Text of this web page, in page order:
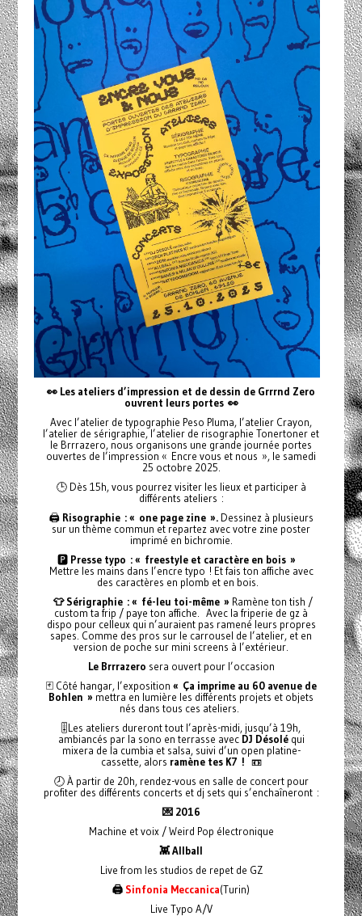
👀 Les ateliers d’impression et de dessin de Grrrnd Zero
ouvrent leurs portes 👀
Avec l’atelier de typographie Peso Pluma, l’atelier Crayon,
l’atelier de sérigraphie, l’atelier de risographie Tonertoner et
le Brrrazero, nous organisons une grande journée portes
ouvertes de l’impression « Encre vous et nous », le samedi
25 octobre 2025.
🕒 Dès 15h, vous pourrez visiter les lieux et participer à
différents ateliers :
🖨️ Risographie : « one page zine ».Dessinez à plusieurs
sur un thème commun et repartez avec votre zine poster
imprimé en bichromie.
🅿️ Presse typo : « freestyle et caractère en bois »
Mettre les mains dans l’encre typo ! Et fais ton affiche avec
des caractères en plomb et en bois.
👕 Sérigraphie : « fé-leu toi-même » Ramène ton tish /
custom ta frip / paye ton affiche. Avec la friperie de gz à
dispo pour celleux qui n’auraient pas ramené leurs propres
sapes. Comme des pros sur le carrousel de l’atelier, et en
version de poche sur mini screens à l’extérieur.
Le Brrrazero sera ouvert pour l’occasion
🃏 Côté hangar, l’exposition « Ça imprime au 60 avenue de
Bohlen » mettra en lumière les différents projets et objets
nés dans tous ces ateliers.
🎚️Les ateliers dureront tout l’après-midi, jusqu’à 19h,
ambiancés par la sono en terrasse avecDJ Désolé qui
mixera de la cumbia et salsa, suivi d’un open platine-
cassette, alors ramène tes K7 ! 📼
🕗 À partir de 20h, rendez-vous en salle de concert pour
profiter des différents concerts et dj sets qui s’enchaîneront :
💌 2016
Machine et voix / Weird Pop électronique
👾 Allball
Live from les studios de repet de GZ
🖨️ Sinfonia Meccanica(Turin)
Live Typo A/V